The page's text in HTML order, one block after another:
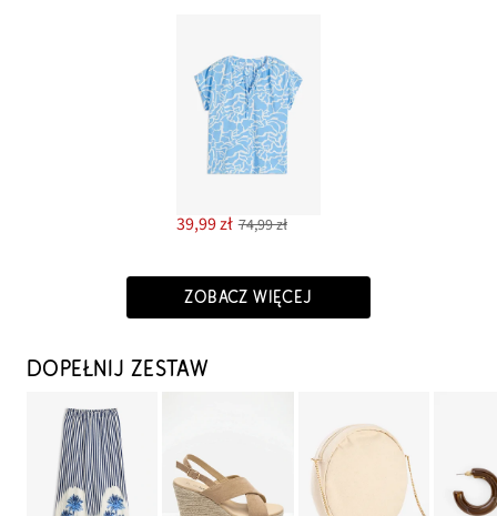
39,99 zł 74,99 zł
ZOBACZ WIĘCEJ
DOPEŁNIJ ZESTAW